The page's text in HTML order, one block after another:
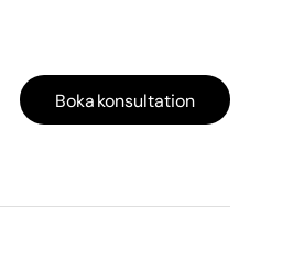
Boka konsultation